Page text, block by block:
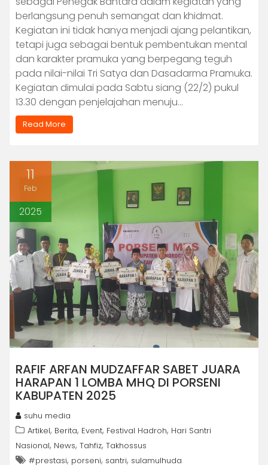
berlangsung penuh semangat dan khidmat.
Kegiatan ini tidak hanya menjadi ajang pelantikan,
tetapi juga sebagai bentuk pembentukan mental
dan karakter pramuka yang berpegang teguh
pada nilai-nilai Tri Satya dan Dasadarma Pramuka.
Kegiatan dimulai pada Sabtu siang (22/2) pukul
13.30 dengan penjelajahan menuju…
Read More
11
Feb
2025
RAFIF ARFAN MUDZAFFAR SABET JUARA
HARAPAN 1 LOMBA MHQ DI PORSENI
KABUPATEN 2025
suhu media
Artikel, Berita, Event, Festival Hadroh, Hari Santri
Nasional, News, Tahfiz, Takhossus
#prestasi, porseni, santri, sulamulhuda